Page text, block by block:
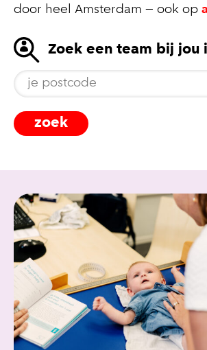
door heel Amsterdam – ook op
Zoek een team bij jou